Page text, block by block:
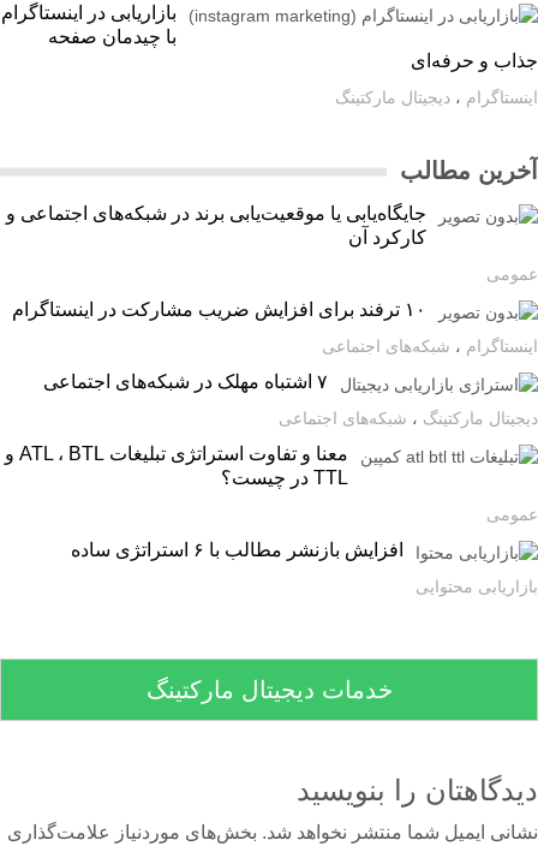
بازاریابی در اینستاگرام
با چیدمان صفحه
و حرفه‌ای
،دیجیتال مارکتینگ
مطالب
جایگاه‌یابی یا موقعیت‌یابی برند در شبکه‌های اجتماعی و
کارکرد آن
۱۰ ترفند برای افزایش ضریب مشارکت در اینستاگرام
،شبکه‌های اجتماعی
مارکتینگ،شبکه‌های اجتماعی
معنا و تفاوت استراتژی تبلیغات ATL ، BTL و
TTL در چیست؟
افزایش بازنشر مطالب با ۶ استراتژی ساده
محتوایی
خدمات دیجیتال مارکتینگ
را بنویسید
ایمیل شما منتشر نخواهد شد. بخش‌های موردنیاز علامت‌گذاری